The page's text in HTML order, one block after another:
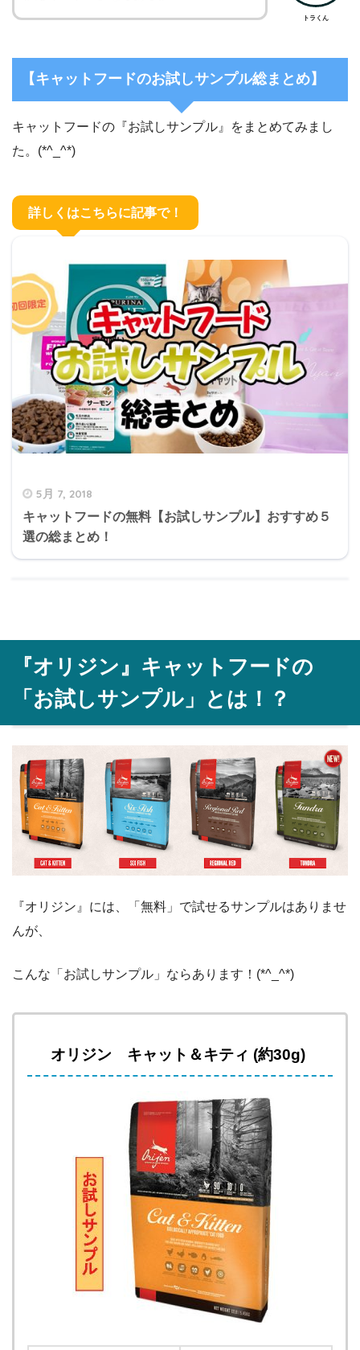
トラくん
【キャットフードのお試しサンプル総まとめ】
キャットフードの『お試しサンプル』をまとめてみまし
た。(*^_^*)
詳しくはこちらに記事で！
5月 7, 2018
キャットフードの無料【お試しサンプル】おすすめ５
選の総まとめ！
『オリジン』キャットフードの
「お試しサンプル」とは！？
『オリジン』には、「無料」で試せるサンプルはありませ
んが、
こんな「お試しサンプル」ならあります！(*^_^*)
オリジン キャット＆キティ (約30g)